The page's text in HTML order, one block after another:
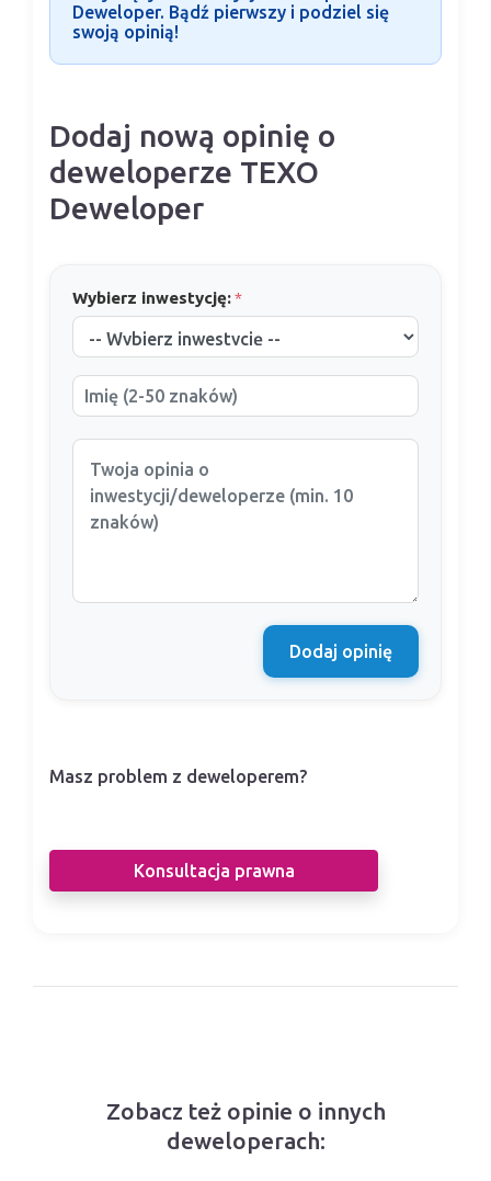
Deweloper. Bądź pierwszy i podziel się
swoją opinią!
Dodaj nową opinię o
deweloperze TEXO
Deweloper
Wybierz inwestycję:*
Dodaj opinię
Masz problem z deweloperem?
Konsultacja prawna
Zobacz też opinie o innych
deweloperach: